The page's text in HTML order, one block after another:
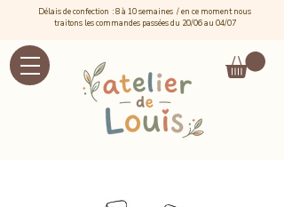
Délais de confection : 8 à 10 semaines / en ce moment nous
traitons les commandes passées du 20/06 au 04/07